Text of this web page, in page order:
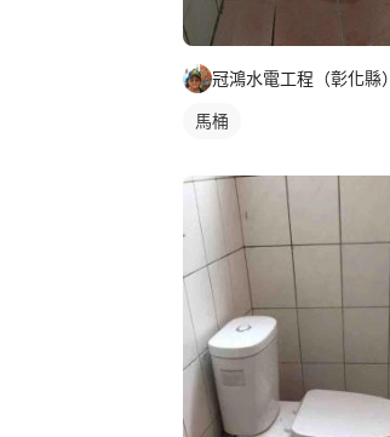
冠鴻水電工程（彰化縣）
馬桶